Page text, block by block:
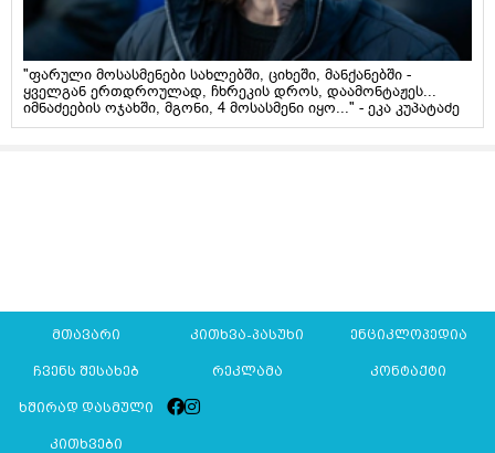
"ფარული მოსასმენები სახლებში, ციხეში, მანქანებში -
ყველგან ერთდროულად, ჩხრეკის დროს, დაამონტაჟეს...
იმნაძეების ოჯახში, მგონი, 4 მოსასმენი იყო..." - ეკა კუპატაძე
მთავარი კითხვა-პასუხი ენციკლოპედია
ჩვენს შესახებ რეკლამა კონტაქტი
ხშირად დასმული
კითხვები